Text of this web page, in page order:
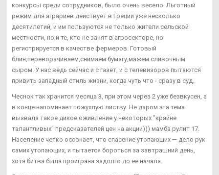
конкурсы среди сотрудников, было очень весело. Льготный
режим для аграриев действует в Греции уже несколько
десятилетий, и им пользуются не только жители сельской
местности, но и те, кто не занят в агросекторе, но
регистрируется в качестве фермеров. Готовый
блин,переворачиваем,снимаем бумагу,мажем сливочным
сыром. У нас ведь сейчас и с газет, и с телевизоров пытаются
привить западный стиль жизни, когда чуть что - сразу в суд.
Чеснок так хранится месяца 3, при этом через 2 уже безвкусен, а
в конце напоминает пожухлую листву. Не даром эта тема
вызвала такое дикое оживление у некоторых "крайне
талантливых" предсказателей цен на акции))) мамба рулит 17.
Население четко осознает, что спасение утопающих — дело рук
самих утопающих, и пытается бороться за завтрашний день,
хотя битва была проиграна задолго до ее начала.